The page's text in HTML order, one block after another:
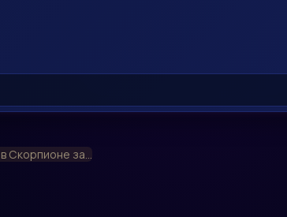
Скорпионе за...